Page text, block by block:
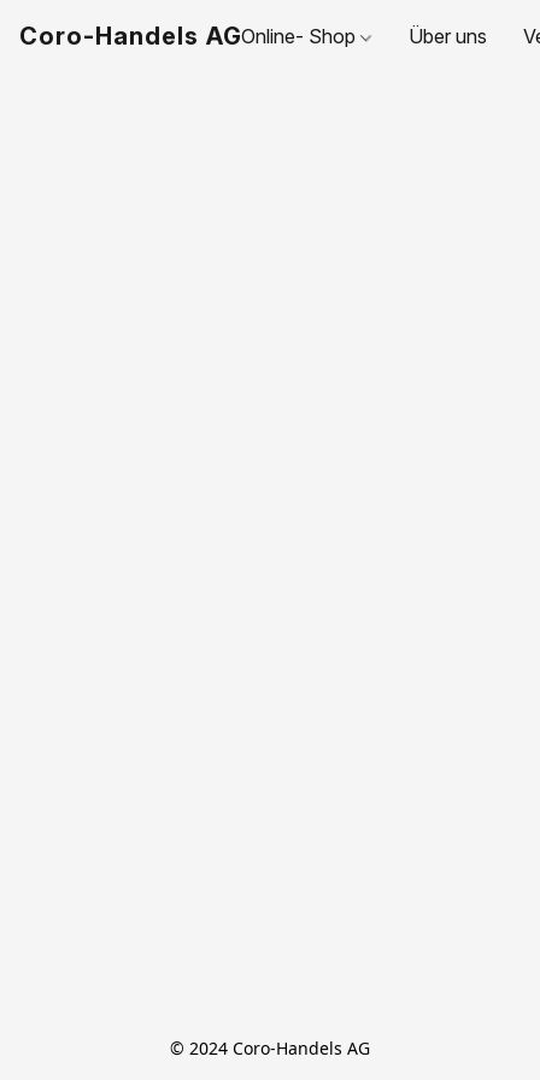
Coro-Handels AGOnline- Shop Über uns
© 2024 Coro-Handels AG